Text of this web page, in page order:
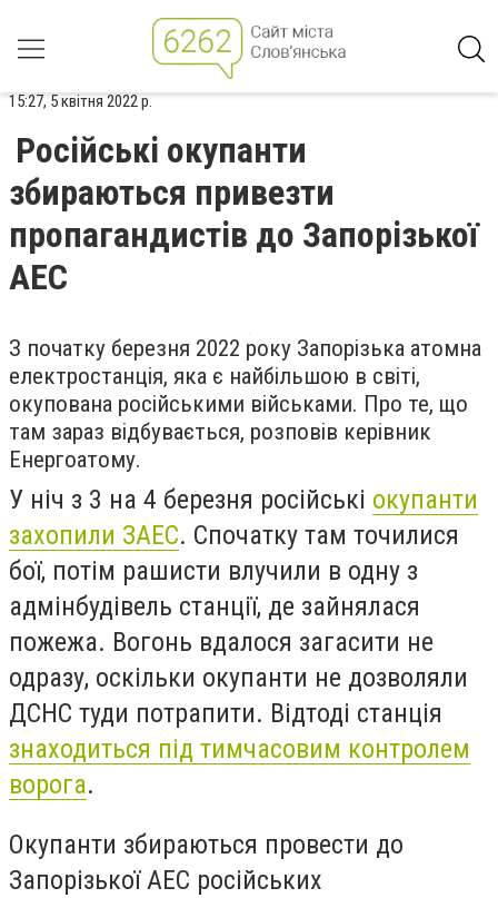
15:27, 5 квітня 2022 р.
Російські окупанти
збираються привезти
пропагандистів до Запорізької
АЕС
З початку березня 2022 року Запорізька атомна
електростанція, яка є найбільшою в світі,
окупована російськими військами. Про те, що
там зараз відбувається, розповів керівник
Енергоатому.
У ніч з 3 на 4 березня російські окупанти
захопили ЗАЕС. Спочатку там точилися
бої, потім рашисти влучили в одну з
адмінбудівель станції, де зайнялася
пожежа. Вогонь вдалося загасити не
одразу, оскільки окупанти не дозволяли
ДСНС туди потрапити. Відтоді станція
знаходиться під тимчасовим контролем
ворога.
Окупанти збираються провести до
Запорізької АЕС російських